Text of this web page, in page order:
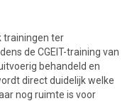
trainingen ter
de CGEIT-training van
behandeld en
direct duidelijk welke
nog ruimte is voor